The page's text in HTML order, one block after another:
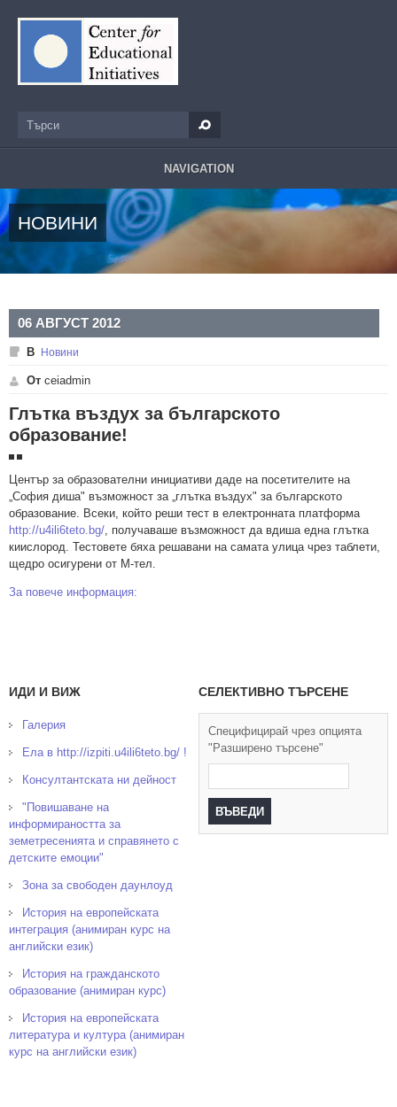
Търси
NAVIGATION
НОВИНИ
06 АВГУСТ 2012
В Новини
От ceiadmin
Глътка въздух за българското
образование!
Център за образователни инициативи даде на посетителите на
„София диша" възможност за „глътка въздух" за българското
образование. Всеки, който реши тест в електронната платформа
http://u4ili6teto.bg/, получаваше възможност да вдиша една глътка
киислород. Тестовете бяха решавани на самата улица чрез таблети,
щедро осигурени от М-тел.
За повече информация:
ИДИ И ВИЖ
Галерия
Ела в http://izpiti.u4ili6teto.bg/ !
Консултантската ни дейност
"Повишаване на
информираността за
земетресенията и справянето с
детските емоции"
Зона за свободен даунлоуд
История на европейската
интеграция (анимиран курс на
английски език)
История на гражданското
образование (анимиран курс)
История на европейската
литература и култура (анимиран
курс на английски език)
СЕЛЕКТИВНО ТЪРСЕНЕ
Специфицирай чрез опцията
"Разширено търсене"